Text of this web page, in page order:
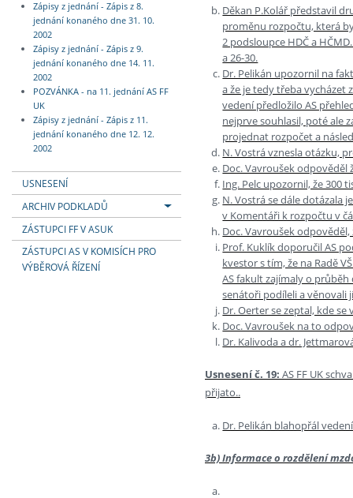
Zápisy z jednání - Zápis z 8.
jednání konaného dne 31. 10.
2002
Zápisy z jednání - Zápis z 9.
jednání konaného dne 14. 11.
2002
POZVÁNKA - na 11. jednání AS FF
UK
Zápisy z jednání - Zápis z 11.
jednání konaného dne 12. 12.
2002
USNESENÍ
ARCHIV PODKLADŮ
ZÁSTUPCI FF V ASUK
ZÁSTUPCI AS V KOMISÍCH PRO
VÝBĚROVÁ ŘÍZENÍ
Děkan P.Kolář představil
proměnu rozpočtu, která
2 podsloupce HDČ a
a 26-30.
Dr. Pelikán upozornil na
a že je tedy třeba vycházet
vedení předložilo AS
nejprve souhlasil, poté ale
projednat rozpočet a
N. Vostrá vznesla otázku,
Doc. Vavroušek odpověděl
Ing. Pelc upozornil, že 300
N. Vostrá se dále dotázala
v Komentáři k rozpočtu v
Doc. Vavroušek odpověděl,
Prof. Kuklík doporučil AS
kvestor s tím, že na Radě
AS fakult zajímaly o
senátoři podíleli a věnovali
Dr. Oerter se zeptal, kde
Doc. Vavroušek na to
Dr. Kalivoda a dr.
Usnesení č. 19: AS FF UK
přijato..
Dr. Pelikán blahopřál
3b) Informace o rozdělení